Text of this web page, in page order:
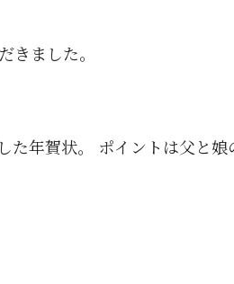
きました。
た年賀状。 ポイントは父と